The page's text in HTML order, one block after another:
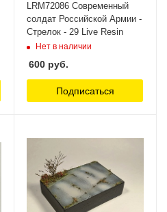
LRM72086 Современный
солдат Российской Армии -
Стрелок - 29 Live Resin
Нет в наличии
600 руб.
Подписаться